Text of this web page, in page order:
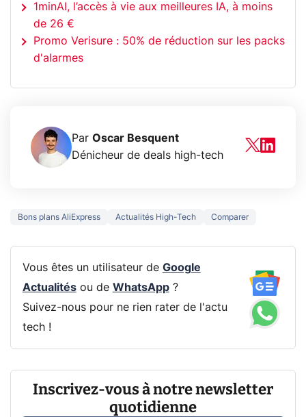
1minAI, l’accès à vie aux meilleures IA, à moins
de 26 €
Promo Verisure : 50% de réduction sur les packs
d'alarmes
Par Oscar Besquent
Dénicheur de deals high-tech
Bons plans AliExpress Actualités High-Tech Comparer
Vous êtes un utilisateur de Google
Actualitésou de WhatsApp?
Suivez-nous pour ne rien rater de l'actu
tech !
Inscrivez-vous à notre newsletter
quotidienne